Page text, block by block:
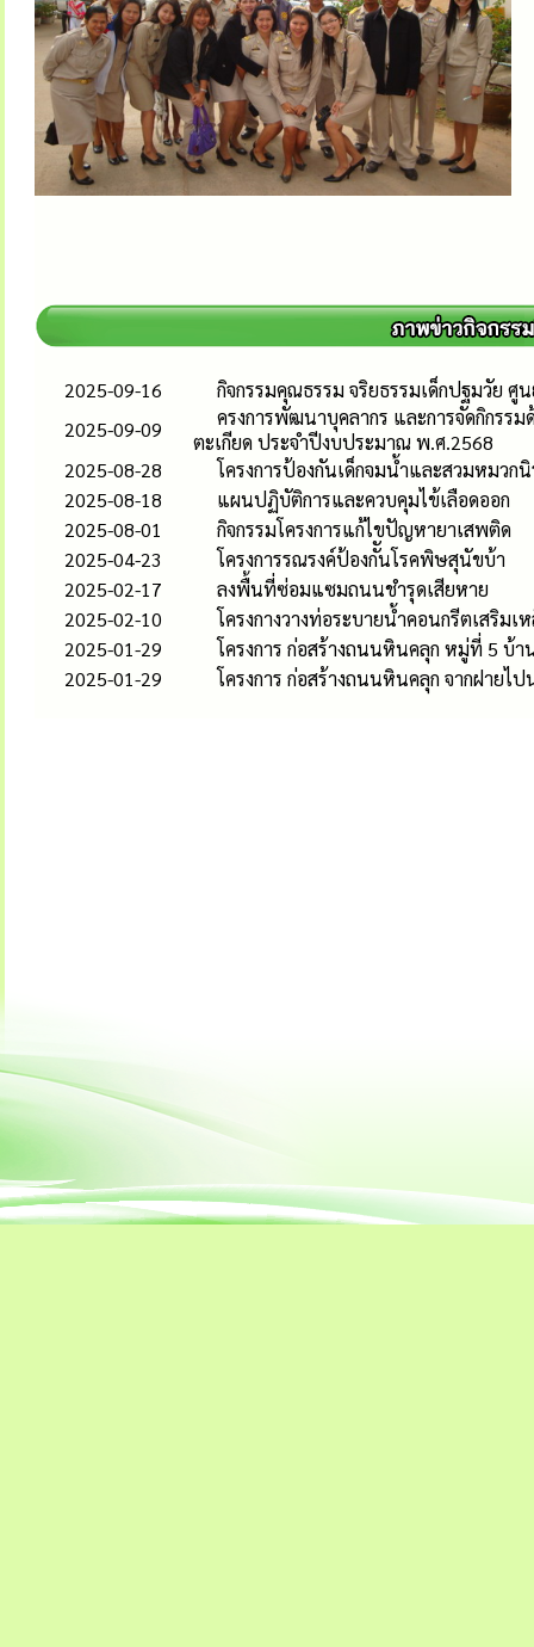
2025-09-16
กิจกรรมคุณธรรม จริยธรรมเด็กปฐมวัย
2025-09-09
ครงการพัฒนาบุคลากร และการจัดกิกรร
ตะเกียด ประจำปีงบประมาณ พ.ศ.2568
2025-08-28
โครงการป้องกันเด็กจมน้ำและสวมหมว
2025-08-18
แผนปฏิบัติการและควบคุมไข้เลือดออก
2025-08-01
กิจกรรมโครงการแก้ไขปัญหายาเสพติด
2025-04-23
โครงการรณรงค์ป้องกัันโรคพิษสุนัขบ้า
2025-02-17
ลงพื้นที่ซ่อมแซมถนนชำรุดเสียหาย
2025-02-10
โครงกางวางท่อระบายน้ำคอนกรีตเสริม
2025-01-29
โครงการ ก่อสร้างถนนหินคลุก หมู่ที่ 5 บ้
2025-01-29
โครงการ ก่อสร้างถนนหินคลุก จากฝายไ